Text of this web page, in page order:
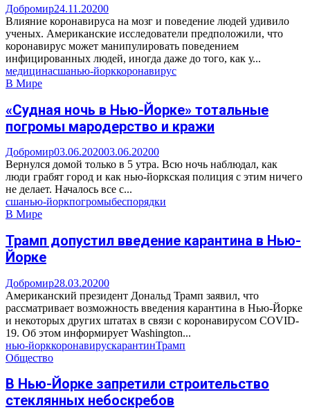
Добромир24.11.20200
Влияние коронавируса на мозг и поведение людей удивило
ученых. Американские исследователи предположили, что
коронавирус может манипулировать поведением
инфицированных людей, иногда даже до того, как у...
медицинасшанью-йорккоронавирус
В Мире
«Судная ночь в Нью-Йорке» тотальные
погромы мародерство и кражи
Добромир03.06.202003.06.20200
Вернулся домой только в 5 утра. Всю ночь наблюдал, как
люди грабят город и как нью-йоркская полиция с этим ничего
не делает. Началось все с...
сшанью-йоркпогромыбеспорядки
В Мире
Трамп допустил введение карантина в Нью-
Йорке
Добромир28.03.20200
Американский президент Дональд Трамп заявил, что
рассматривает возможность введения карантина в Нью-Йорке
и некоторых других штатах в связи с коронавирусом COVID-
19. Об этом информирует Washington...
нью-йорккоронавирускарантинТрамп
Общество
В Нью-Йорке запретили строительство
стеклянных небоскребов